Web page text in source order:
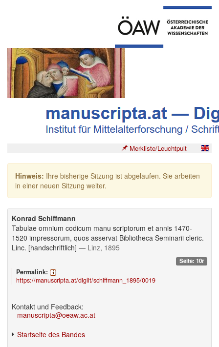
Merkliste/Leuchtpult
Hinweis: Ihre bisherige Sitzung ist abgelaufen. Sie arbeiten
in einer neuen Sitzung weiter.
Konrad Schiffmann
Tabulae omnium codicum manu scriptorum et annis 1470-
1520 impressorum, quos asservat Bibliotheca Seminarii cleric.
Linc. [handschriftlich] — Linz, 1895
Seite: 10r
Permalink:
https://manuscripta.at/diglit/schiffmann_1895/0019
Kontakt und Feedback:
manuscripta@oeaw.ac.at
Startseite des Bandes